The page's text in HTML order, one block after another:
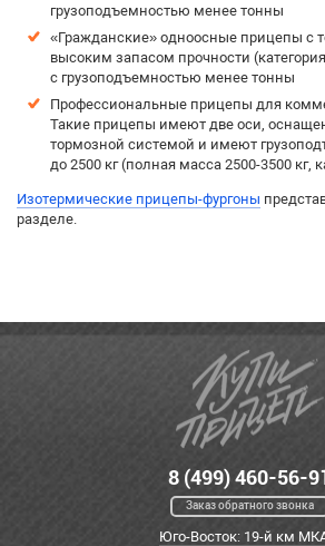
грузоподъемностью менее тонны
«Гражданские» одноосные прицепы с
высоким запасом прочности
с грузоподъемностью менее тонны
Профессиональные прицепы для
Такие прицепы имеют две оси,
тормозной системой и имеют
до 2500 кг (полная масса 2500-3500 кг,
Изотермические прицепы-фургоны
разделе.
8 (499) 460-56-
Заказ обратного звонка
Юго-Восток: 19-й км